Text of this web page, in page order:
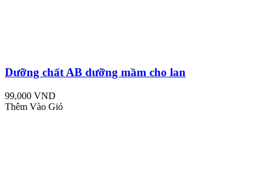
Dưỡng chất AB dưỡng mầm cho lan
99,000 VND
Thêm Vào Giỏ